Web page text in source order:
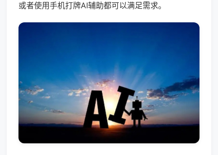
或者使用手机打牌AI辅助都可以满足需求。